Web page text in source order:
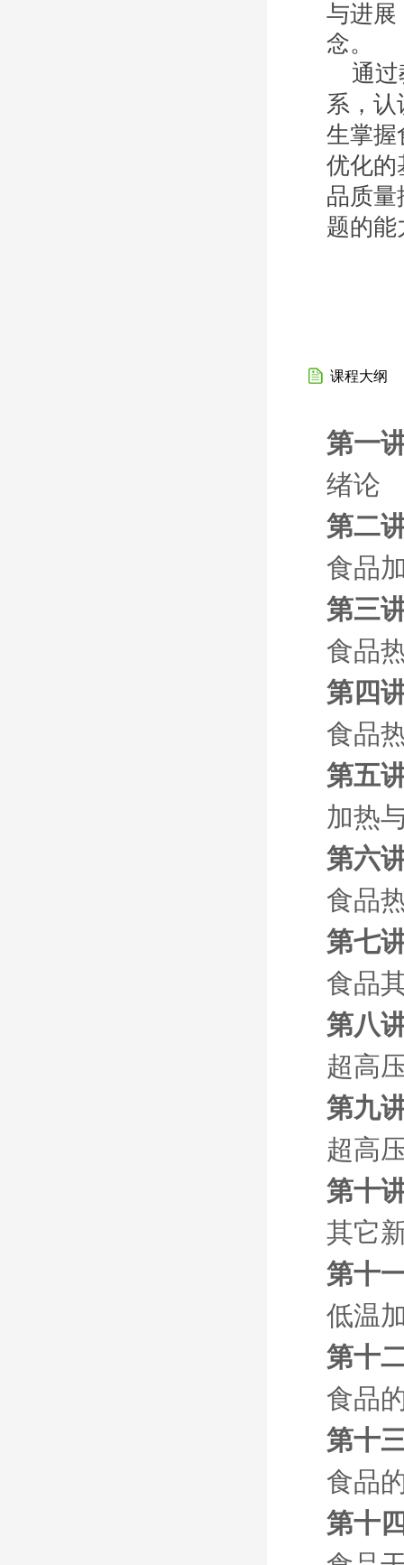
与进展
念。
通过
系，
生掌握
优化的
品质量
题的能
课程大纲
第一
绪论
第二
食品
第三
食品
第四
食品
第五
加热
第六
食品
第七
食品
第八
超高
第九
超高
第十
其它
第十
低温
第十
食品
第十
食品
第十